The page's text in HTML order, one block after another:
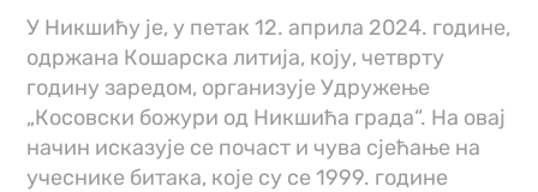
У Никшићу је, у петак 12. априла 2024. године,
одржана Кошарска литија, коју, четврту
годину заредом, организује Удружење
„Косовски божури од Никшића града“. На овај
начин исказује се почаст и чува сјећање на
учеснике битака, које су се 1999. године